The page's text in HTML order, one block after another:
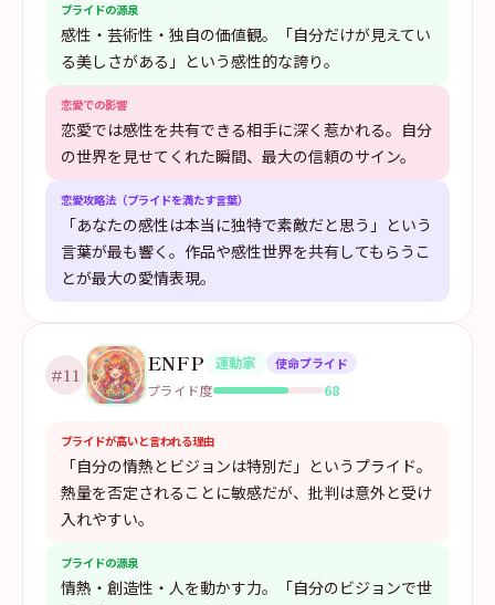
プライドの源泉
感性・芸術性・独自の価値観。「自分だけが見えてい
る美しさがある」という感性的な誇り。
恋愛での影響
恋愛では感性を共有できる相手に深く惹かれる。自分
の世界を見せてくれた瞬間、最大の信頼のサイン。
恋愛攻略法（プライドを満たす言葉）
「あなたの感性は本当に独特で素敵だと思う」という
言葉が最も響く。作品や感性世界を共有してもらうこ
とが最大の愛情表現。
#11 ENFP 運動家
使命プライド
プライド度
68
プライドが高いと言われる理由
「自分の情熱とビジョンは特別だ」というプライド。
熱量を否定されることに敏感だが、批判は意外と受け
入れやすい。
プライドの源泉
情熱・創造性・人を動かす力。「自分のビジョンで世